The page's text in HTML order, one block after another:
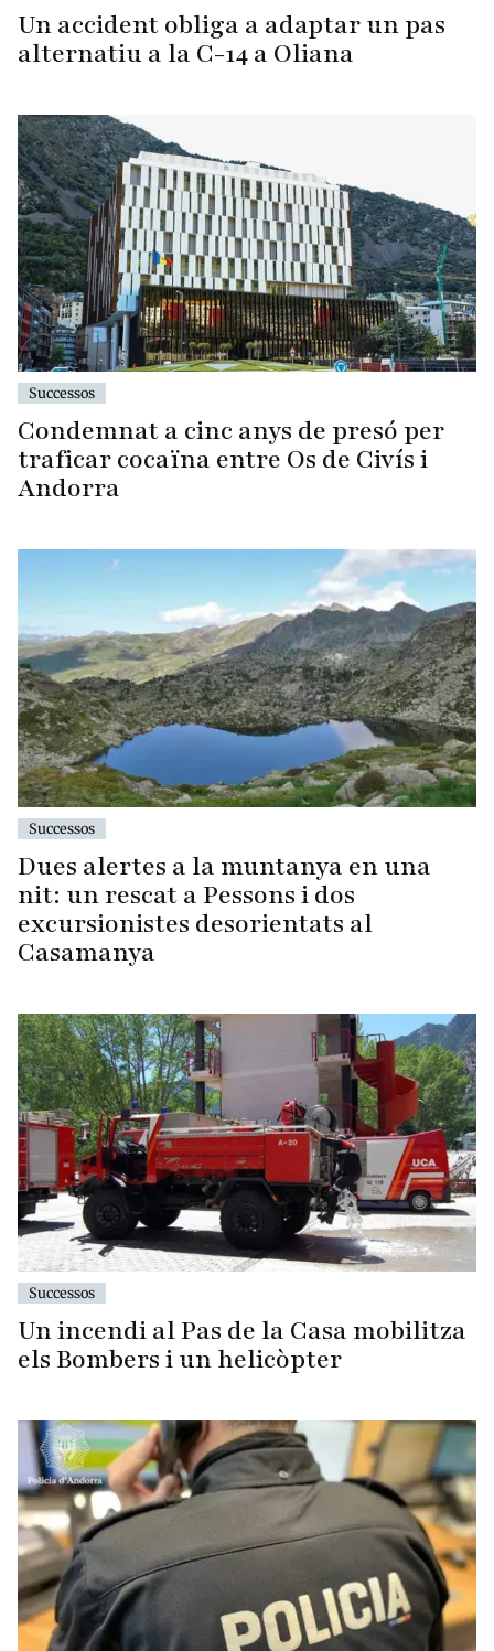
Un accident obliga a adaptar un pas
alternatiu a la C-14 a Oliana
Successos
Condemnat a cinc anys de presó per
traficar cocaïna entre Os de Civís i
Andorra
Successos
Dues alertes a la muntanya en una
nit: un rescat a Pessons i dos
excursionistes desorientats al
Casamanya
Successos
Un incendi al Pas de la Casa mobilitza
els Bombers i un helicòpter